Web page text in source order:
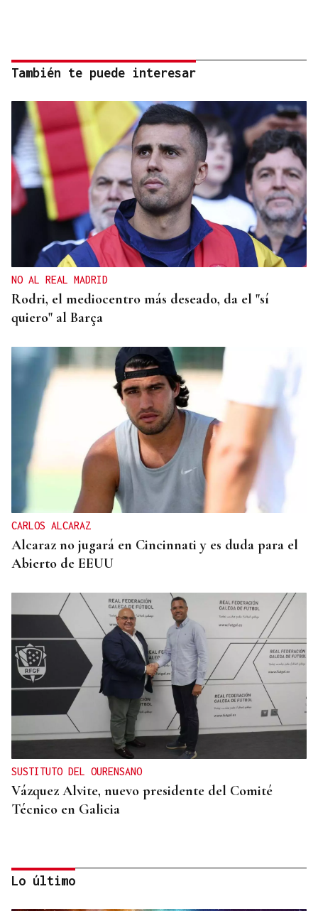
También te puede interesar
NO AL REAL MADRID
Rodri, el mediocentro más deseado, da el "sí
quiero" al Barça
CARLOS ALCARAZ
Alcaraz no jugará en Cincinnati y es duda para el
Abierto de EEUU
SUSTITUTO DEL OURENSANO
Vázquez Alvite, nuevo presidente del Comité
Técnico en Galicia
Lo último